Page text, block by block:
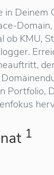
in Deinem
ob KMU,
Portfolio,
1